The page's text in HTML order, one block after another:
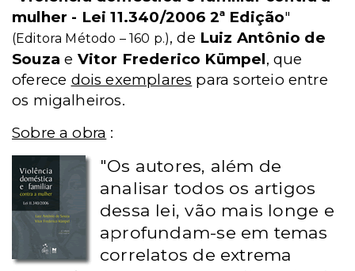
mulher - Lei 11.340/2006 2ª Edição"
(Editora Método – 160 p.), de Luiz Antônio de
Souza e Vitor Frederico Kümpel, que
oferece dois exemplares para sorteio entre
os migalheiros.
Sobre a obra :
"Os autores, além de
analisar todos os artigos
dessa lei, vão mais longe e
aprofundam-se em temas
correlatos de extrema